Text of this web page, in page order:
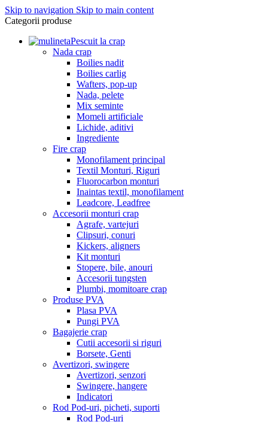
Skip to navigation Skip to main content
Categorii produse
Pescuit la crap
Nada crap
Boilies nadit
Boilies carlig
Wafters, pop-up
Nada, pelete
Mix seminte
Momeli artificiale
Lichide, aditivi
Ingrediente
Fire crap
Monofilament principal
Textil Monturi, Riguri
Fluorocarbon monturi
Inaintas textil, monofilament
Leadcore, Leadfree
Accesorii monturi crap
Agrafe, vartejuri
Clipsuri, conuri
Kickers, aligners
Kit monturi
Stopere, bile, anouri
Accesorii tungsten
Plumbi, momitoare crap
Produse PVA
Plasa PVA
Pungi PVA
Bagajerie crap
Cutii accesorii si riguri
Borsete, Genti
Avertizori, swingere
Avertizori, senzori
Swingere, hangere
Indicatori
Rod Pod-uri, picheti, suporti
Rod Pod-uri